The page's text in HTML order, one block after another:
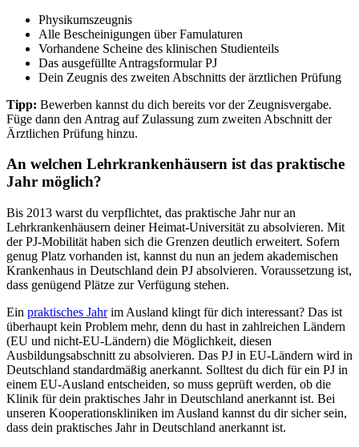
Physikumszeugnis
Alle Bescheinigungen über Famulaturen
Vorhandene Scheine des klinischen Studienteils
Das ausgefüllte Antragsformular PJ
Dein Zeugnis des zweiten Abschnitts der ärztlichen Prüfung
Tipp: Bewerben kannst du dich bereits vor der Zeugnisvergabe.
Füge dann den Antrag auf Zulassung zum zweiten Abschnitt der
Ärztlichen Prüfung hinzu.
An welchen Lehrkrankenhäusern ist das praktische
Jahr möglich?
Bis 2013 warst du verpflichtet, das praktische Jahr nur an
Lehrkrankenhäusern deiner Heimat-Universität zu absolvieren. Mit
der PJ-Mobilität haben sich die Grenzen deutlich erweitert. Sofern
genug Platz vorhanden ist, kannst du nun an jedem akademischen
Krankenhaus in Deutschland dein PJ absolvieren. Voraussetzung ist,
dass genügend Plätze zur Verfügung stehen.
Ein praktisches Jahrim Ausland klingt für dich interessant? Das ist
überhaupt kein Problem mehr, denn du hast in zahlreichen Ländern
(EU und nicht-EU-Ländern) die Möglichkeit, diesen
Ausbildungsabschnitt zu absolvieren. Das PJ in EU-Ländern wird in
Deutschland standardmäßig anerkannt. Solltest du dich für ein PJ in
einem EU-Ausland entscheiden, so muss geprüft werden, ob die
Klinik für dein praktisches Jahr in Deutschland anerkannt ist. Bei
unseren Kooperationskliniken im Ausland kannst du dir sicher sein,
dass dein praktisches Jahr in Deutschland anerkannt ist.